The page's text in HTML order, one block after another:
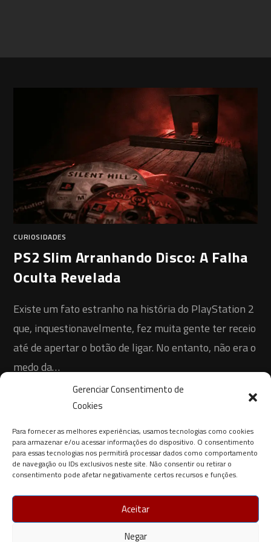
Gerenciar Consentimento de
Cookies
Para fornecer as melhores experiências, usamos tecnologias como cookies
para armazenar e/ou acessar informações do dispositivo. O consentimento
para essas tecnologias nos permitirá processar dados como comportamento
de navegação ou IDs exclusivos neste site. Não consentir ou retirar o
consentimento pode afetar negativamente certos recursos e funções.
Aceitar
Negar
CURIOSIDADES
PS2 Slim Arranhando Disco: A Falha
Oculta Revelada
Existe um fato estranho na história do PlayStation 2
que, inquestionavelmente, fez muita gente ter receio
até de apertar o botão de ligar. No entanto, não era o
medo da…
30 DE JANEIRO DE 2026